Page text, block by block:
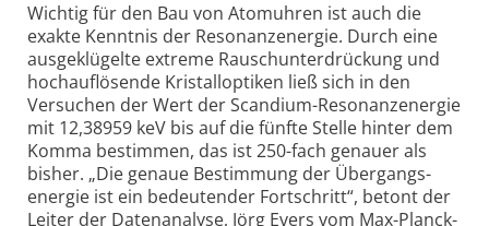
Wichtig für den Bau von Atomuhren ist auch die
exakte Kenntnis der Resonanzenergie. Durch eine
ausgeklügelte extreme Rausch­unterdrückung und
hochauflösende Kristalloptiken ließ sich in den
Versuchen der Wert der Scandium-Resonanzenergie
mit 12,38959 keV bis auf die fünfte Stelle hinter dem
Komma bestimmen, das ist 250-fach genauer als
bisher. „Die genaue Bestimmung der Übergangs­
energie ist ein bedeutender Fortschritt“, betont der
Leiter der Datenanalyse, Jörg Evers vom Max-Planck-